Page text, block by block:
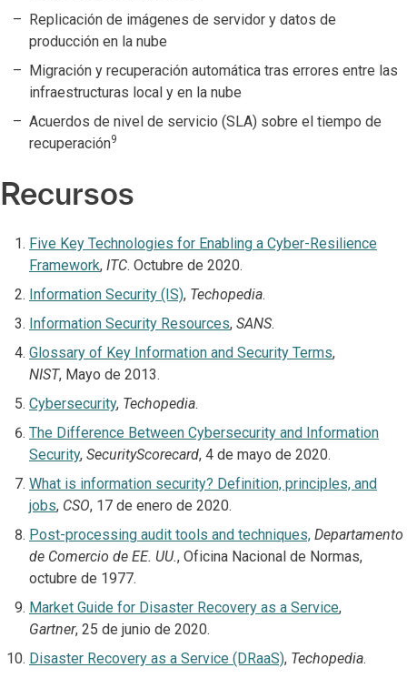
Replicación de imágenes de servidor y datos de
producción en la nube
Migración y recuperación automática tras errores entre las
infraestructuras local y en la nube
Acuerdos de nivel de servicio (SLA) sobre el tiempo de
recuperación9
Recursos
Five Key Technologies for Enabling a Cyber-Resilience
Framework, ITC. Octubre de 2020.
Information Security (IS), Techopedia.
Information Security Resources, SANS.
Glossary of Key Information and Security Terms,
NIST, Mayo de 2013.
Cybersecurity, Techopedia.
The Difference Between Cybersecurity and Information
Security, SecurityScorecard, 4 de mayo de 2020.
What is information security? Definition, principles, and
jobs, CSO, 17 de enero de 2020.
Post-processing audit tools and techniques, Departamento
de Comercio de EE. UU., Oficina Nacional de Normas,
octubre de 1977.
Market Guide for Disaster Recovery as a Service,
Gartner, 25 de junio de 2020.
Disaster Recovery as a Service (DRaaS), Techopedia.